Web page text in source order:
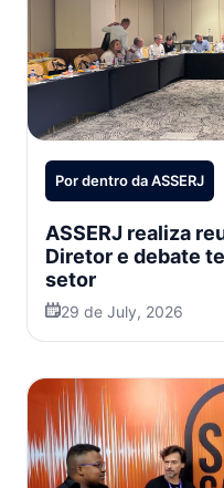
Por dentro da ASSERJ
ASSERJ realiza
Diretor e debate
setor
29 de July, 2026